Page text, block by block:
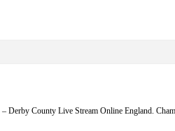
County Live Stream Online England.